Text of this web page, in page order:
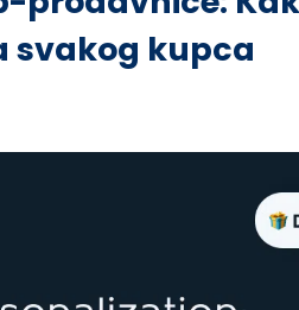
svakog kupca